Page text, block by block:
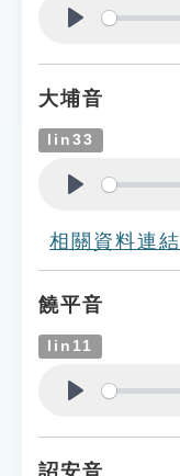
大埔音
lin33
相關資料連結
饒平音
lin11
詔安音